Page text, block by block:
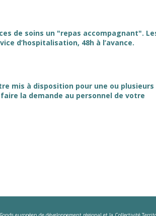
de soins un "repas accompagnant".
d’hospitalisation, 48h à l’avance.
mis à disposition pour une ou plusieurs
la demande au personnel de votre